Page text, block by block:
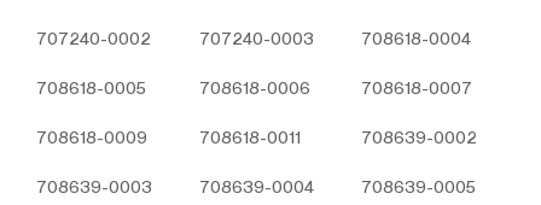
707240-0002 707240-0003 708618-0004
708618-0005 708618-0006 708618-0007
708618-0009 708618-0011 708639-0002
708639-0003 708639-0004 708639-0005
arttırmak yoluyla sizlere sunulan hizmetleri
İnternet Sitesini iyileştirmek ve İnternet Sitesi
özellikleri sizlerin tercihlerine göre kişiselleştirmek;
ticari güvenliğinin teminini sağlamak, Site